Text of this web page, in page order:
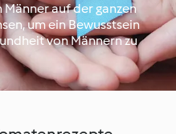
auf der ganzen
um ein Bewusstsein
von Männern zu